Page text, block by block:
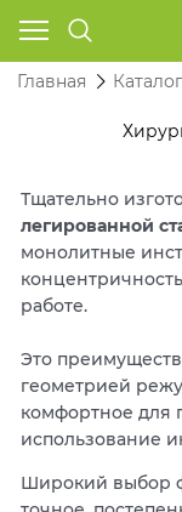
Главная Каталог
Тщательно
легированной
монолитные
работе.
Это
геометрией
комфортное для
использование
Широкий выбор